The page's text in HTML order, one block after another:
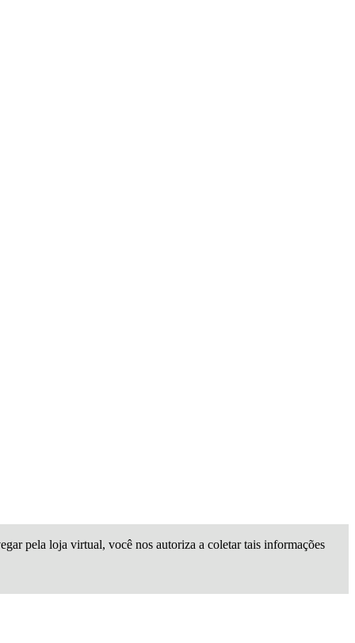
pela loja virtual, você nos autoriza a coletar tais informações